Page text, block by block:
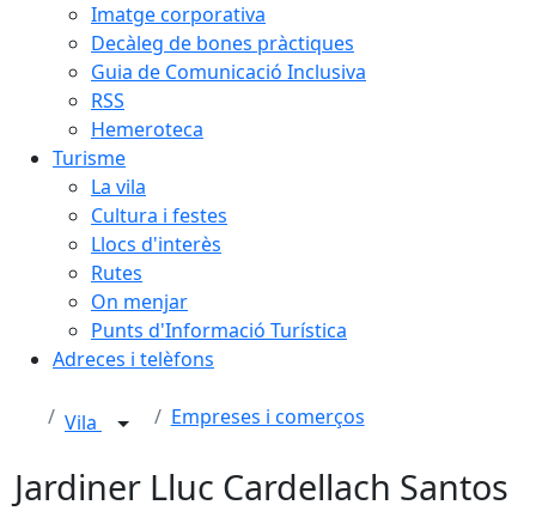
Imatge corporativa
Decàleg de bones pràctiques
Guia de Comunicació Inclusiva
RSS
Hemeroteca
Turisme
La vila
Cultura i festes
Llocs d'interès
Rutes
On menjar
Punts d'Informació Turística
Adreces i telèfons
Vila Empreses i comerços
Jardiner Lluc Cardellach Santos